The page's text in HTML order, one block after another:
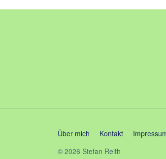
Über mich Kontakt
© 2026 Stefan Reith